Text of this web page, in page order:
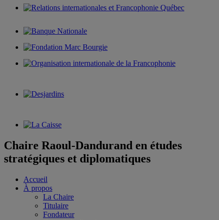
Chaire Raoul-Dandurand en études
stratégiques et diplomatiques
Accueil
À propos
La Chaire
Titulaire
Fondateur